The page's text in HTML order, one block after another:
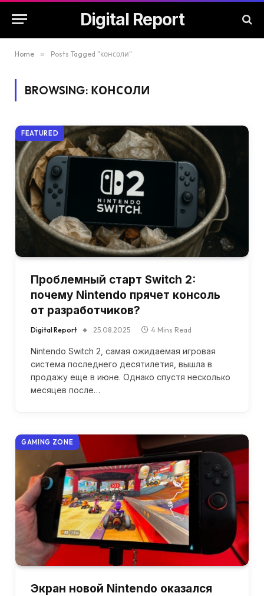
Digital Report
Home » Posts Tagged "консоли"
BROWSING: КОНСОЛИ
FEATURED
Проблемный старт Switch 2:
почему Nintendo прячет консоль
от разработчиков?
Digital Report 25.08.2025 4 Mins Read
Nintendo Switch 2, самая ожидаемая игровая
система последнего десятилетия, вышла в
продажу еще в июне. Однако спустя несколько
месяцев после…
GAMING ZONE
Экран новой Nintendo оказался